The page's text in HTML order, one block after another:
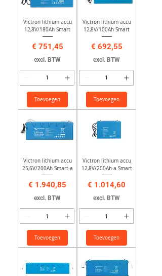
Victron lithium accu
12,8V/180Ah Smart
Prijs
€ 751,45
excl. BTW
Toevoegen
Victron lithium accu
12,8V/100Ah Smart
Prijs
€ 692,55
excl. BTW
Toevoegen
Victron lithium accu
25,6V/200Ah Smart-a
Prijs
€ 1.940,85
excl. BTW
Toevoegen
Victron lithium accu
12,8V/200Ah-a Smart
Prijs
€ 1.014,60
excl. BTW
Toevoegen